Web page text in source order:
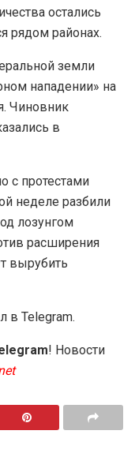
остались
рядом районах.
земли
нападении» на
Чиновник
в
с протестами
неделе разбили
лозунгом
расширения
вырубить
в Telegram.
! Новости